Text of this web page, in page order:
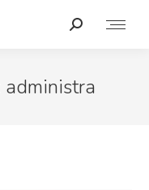
administra